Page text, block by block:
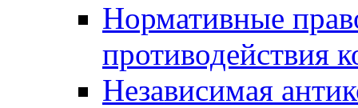
Нормативные
противодействия
Независимая